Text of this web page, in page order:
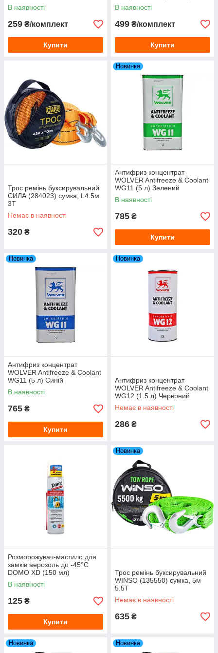
В наявності
259 ₴/комплект
Купити
В наявності
499 ₴/комплект
Купити
Трос ремінь буксирувальний
СИЛА (284023) сумка, L4.5м
3Т
Немає в наявності
320 ₴
Новинка
Антифриз концентрат
WOLVER Antifreeze & Coolant
WG11 (5 л) Зелений
В наявності
785 ₴
Купити
Новинка
Антифриз концентрат
WOLVER Antifreeze & Coolant
WG11 (5 л) Синій
В наявності
765 ₴
Купити
Новинка
Антифриз концентрат
WOLVER Antifreeze & Coolant
WG12 (1.5 л) Червоний
Немає в наявності
286 ₴
Розморожувач-мастило для
замків аерозоль до -45°C
DOMO XD (150 мл)
В наявності
125 ₴
Купити
Новинка
Трос ремінь буксирувальний
WINSO (135550) сумка, 5м
5.5Т
Немає в наявності
635 ₴
Новинка Новинка